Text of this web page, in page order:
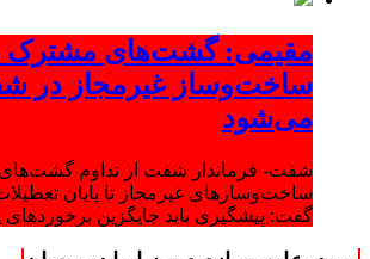
مقیمی: گشت‌های مشترک
ساخت‌وساز غیرمجاز در
می‌شود
شفت- فرماندار شفت از تداوم
ساخت‌وسازهای غیرمجاز تا پایان
گفت: پیشگیری باید جایگزین برخوردهای